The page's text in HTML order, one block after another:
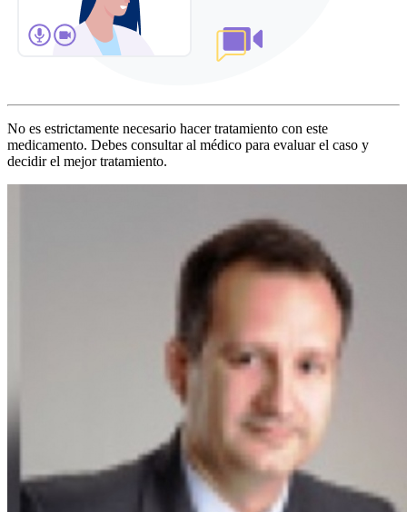
No es estrictamente necesario hacer tratamiento con este
medicamento. Debes consultar al médico para evaluar el caso y
decidir el mejor tratamiento.